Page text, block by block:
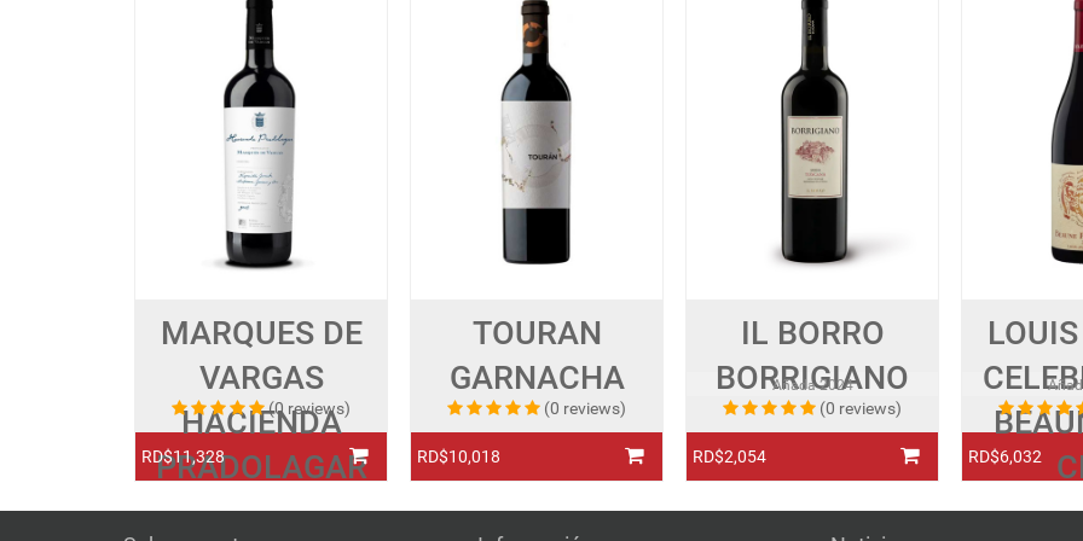
MARQUES DE
VARGAS
HACIENDA
PRADOLAGAR
(0 reviews)
RD$11,328
TOURAN
GARNACHA
(0 reviews)
RD$10,018
IL BORRO
BORRIGIANO
Añada2024
(0 reviews)
RD$2,054 RD$6,032